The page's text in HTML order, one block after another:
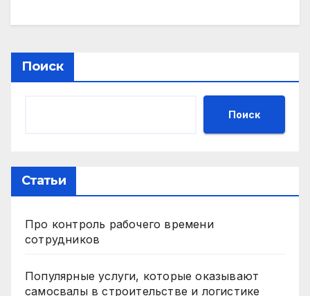
Поиск
Поиск
Статьи
Про контроль рабочего времени
сотрудников
Популярные услуги, которые оказывают
самосвалы в строительстве и логистике